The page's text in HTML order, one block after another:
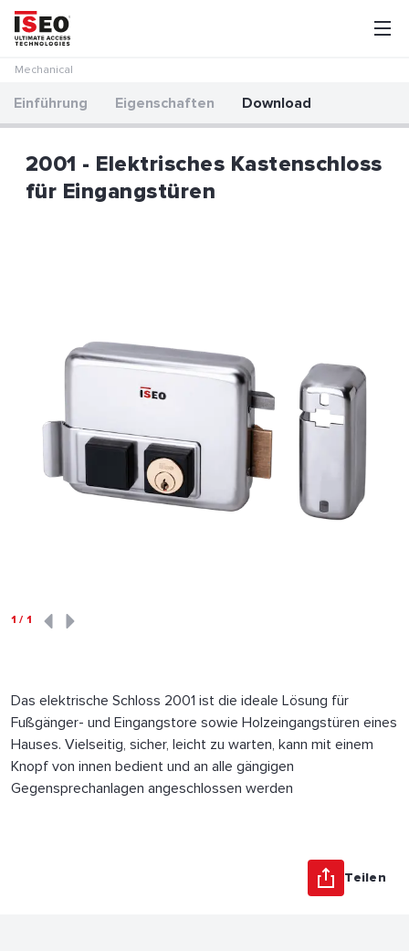
Mechanical
Einführung Eigenschaften Download
2001 - Elektrisches Kastenschloss
für Eingangstüren
1 / 1
Das elektrische Schloss 2001 ist die ideale Lösung für
Fußgänger- und Eingangstore sowie Holzeingangstüren eines
Hauses. Vielseitig, sicher, leicht zu warten, kann mit einem
Knopf von innen bedient und an alle gängigen
Gegensprechanlagen angeschlossen werden
Teilen